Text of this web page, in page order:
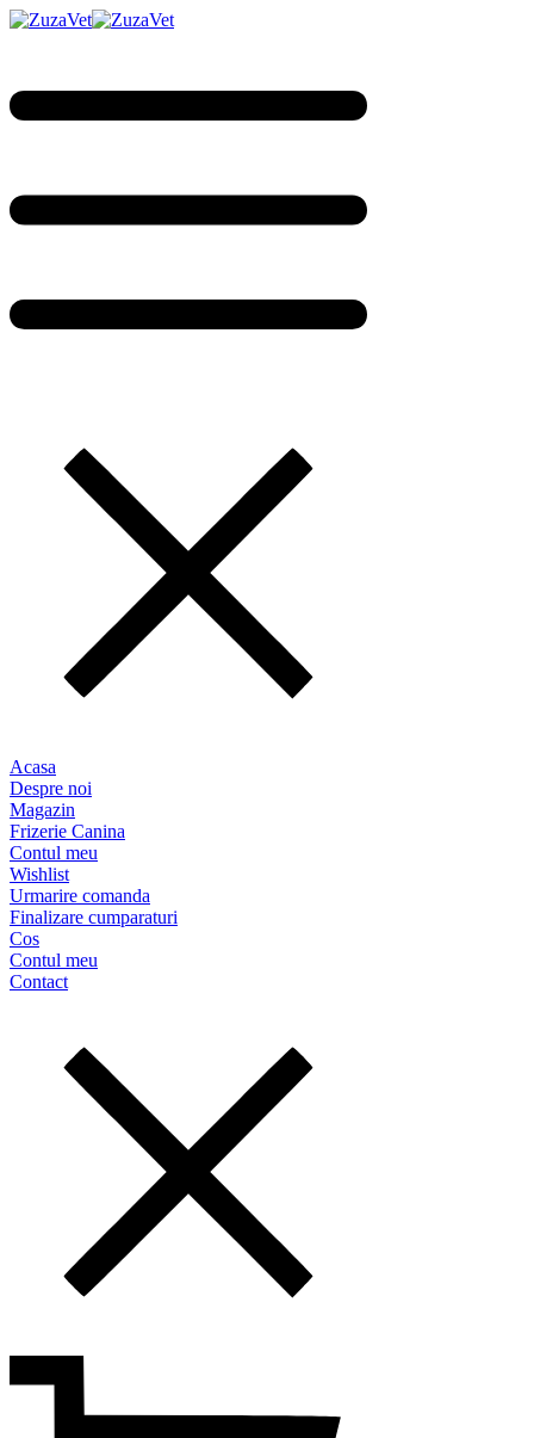
Acasa
Despre noi
Magazin
Frizerie Canina
Contul meu
Wishlist
Urmarire comanda
Finalizare cumparaturi
Cos
Contul meu
Contact